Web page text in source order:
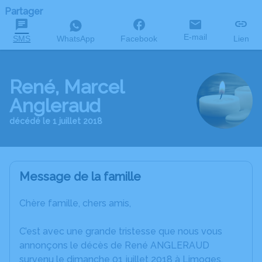
Partager
SMS WhatsApp Facebook E-mail Lien
René, Marcel
Angleraud
décédé le 1 juillet 2018
Message de la famille
Chère famille, chers amis,
C’est avec une grande tristesse que nous vous
annonçons le décès de René ANGLERAUD
survenu le dimanche 01 juillet 2018 à Limoges.